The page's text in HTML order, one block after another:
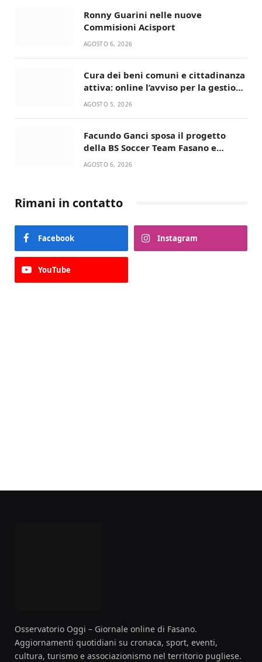
Ronny Guarini nelle nuove
Commisioni Acisport
AGOSTO 6, 2026
Cura dei beni comuni e cittadinanza
attiva: online l’avviso per la gestione
condivisa della Villetta di Laureto
AGOSTO 5, 2026
Facundo Ganci sposa il progetto
della BS Soccer Team Fasano e
ritorna in campo
AGOSTO 6, 2026
Rimani in contatto
Facebook Instagram
YouTube
Osservatorio Oggi – Giornale online di Fasano.
Aggiornamenti quotidiani su cronaca, sport, eventi,
cultura, turismo e associazionismo nel territorio pugliese.